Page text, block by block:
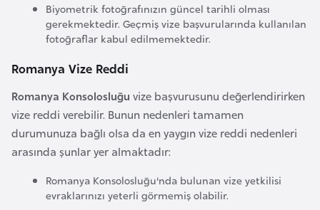
Biyometrik fotoğrafınızın güncel tarihli olması
gerekmektedir. Geçmiş vize başvurularında kullanılan
fotoğraflar kabul edilmemektedir.
Romanya Vize Reddi
Romanya Konsolosluğu vize başvurusunu değerlendirirken
vize reddi verebilir. Bunun nedenleri tamamen
durumunuza bağlı olsa da en yaygın vize reddi nedenleri
arasında şunlar yer almaktadır:
Romanya Konsolosluğu'nda bulunan vize yetkilisi
evraklarınızı yeterli görmemiş olabilir.
e
m
o
k